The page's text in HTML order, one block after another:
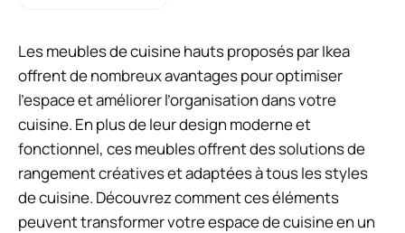
Les meubles de cuisine hauts proposés par Ikea
offrent de nombreux avantages pour optimiser
l’espace et améliorer l’organisation dans votre
cuisine. En plus de leur design moderne et
fonctionnel, ces meubles offrent des solutions de
rangement créatives et adaptées à tous les styles
de cuisine. Découvrez comment ces éléments
peuvent transformer votre espace de cuisine en un